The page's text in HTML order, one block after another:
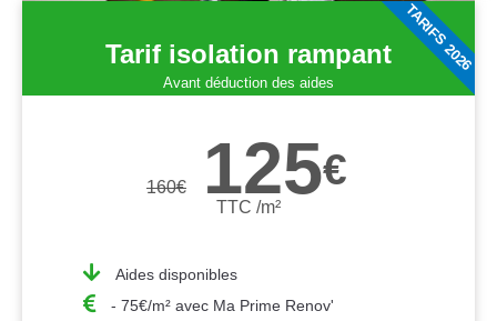
Tarif isolation rampant
Avant déduction des aides
160€ 125€
TTC /m²
Aides disponibles
- 75€/m² avec Ma Prime Renov'
TARIFS 2026